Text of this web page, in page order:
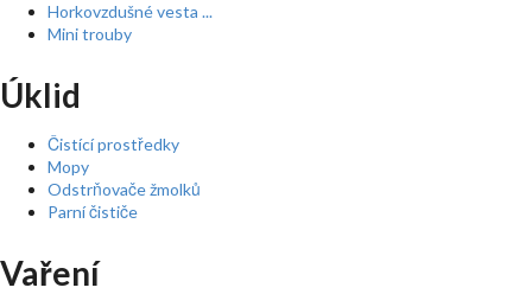
Horkovzdušné vesta ...
Mini trouby
Úklid
Čistící prostředky
Mopy
Odstrňovače žmolků
Parní čističe
Vaření